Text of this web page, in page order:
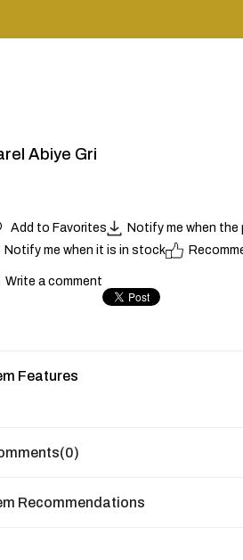
Abiye Gri
Add to Favorites
Notify me when the
Notify me when it is in stock
Write a comment
Features
(0)
Recommendations